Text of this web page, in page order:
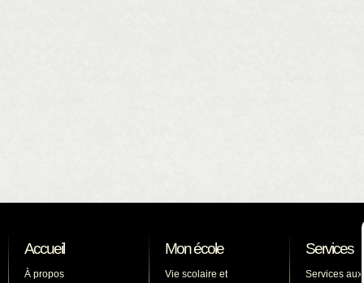
Accueil
À propos
Mon école
Vie scolaire et
Services
Services